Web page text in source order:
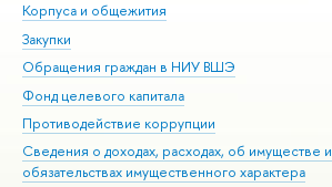
Корпуса и общежития
Закупки
Обращения граждан в НИУ ВШЭ
Фонд целевого капитала
Противодействие коррупции
Сведения о доходах, расходах, об имуществе и
обязательствах имущественного характера